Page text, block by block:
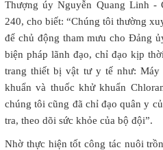
Thượng úy Nguyễn Quang Linh -
240, cho biết: “Chúng tôi thường
để chủ động tham mưu cho Đảng
biện pháp lãnh đạo, chỉ đạo kịp
trang thiết bị vật tư y tế như: Máy
khuẩn và thuốc khử khuẩn
chúng tôi cũng đã chỉ đạo quân y
tra, theo dõi sức khỏe của bộ đội”.
Nhờ thực hiện tốt công tác nuôi